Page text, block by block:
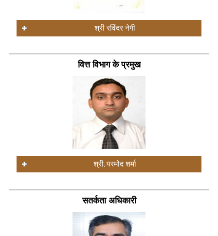
श्री रविंदर नेगी
वित्त विभाग के प्रमुख
श्री. परमोद शर्मा
सतर्कता अधिकारी